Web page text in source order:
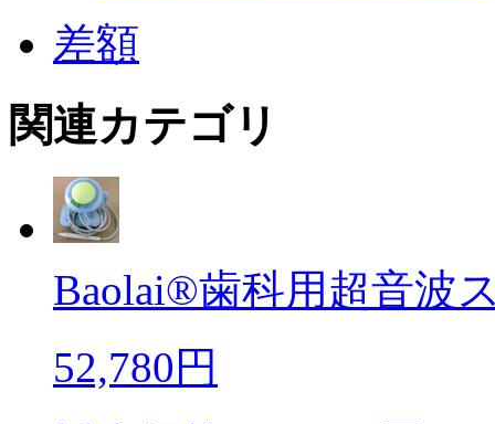
差額
関連カテゴリ
Baolai®歯科用超音波
52,780円